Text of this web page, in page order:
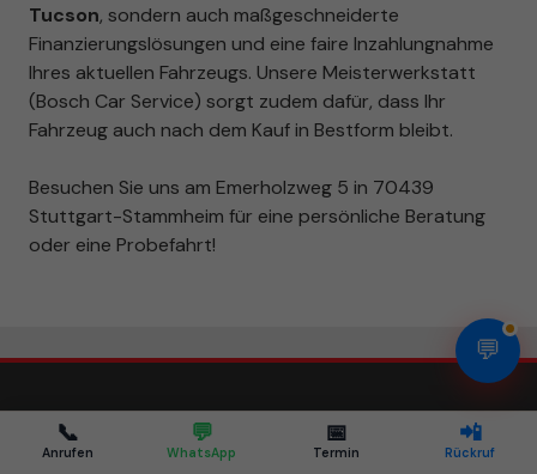
Tucson, sondern auch maßgeschneiderte
Finanzierungslösungen und eine faire Inzahlungnahme
Ihres aktuellen Fahrzeugs. Unsere Meisterwerkstatt
(Bosch Car Service) sorgt zudem dafür, dass Ihr
Fahrzeug auch nach dem Kauf in Bestform bleibt.
Besuchen Sie uns am Emerholzweg 5 in 70439
Stuttgart-Stammheim für eine persönliche Beratung
oder eine Probefahrt!
Anmelden Impressum
📞
Anrufen
💬
WhatsApp
📅
Termin
📲
Rückruf
💬